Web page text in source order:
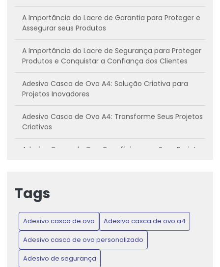
A Importância do Lacre de Garantia para Proteger e
Assegurar seus Produtos
A Importância do Lacre de Segurança para Proteger
Produtos e Conquistar a Confiança dos Clientes
Adesivo Casca de Ovo A4: Solução Criativa para
Projetos Inovadores
Adesivo Casca de Ovo A4: Transforme Seus Projetos
Criativos
Adesivo Casca de Ovo: Benefícios para Seus Projetos
como utilizar
Adesivo Casca de Ovo: Inovação para Projetos
Criativos e Práticos
Adesivo Casca de Ovo: Proteja Produtos e Ganhe
Confiança do Consumidor
Tags
Adesivo casca de ovo
Adesivo casca de ovo a4
Adesivo casca de ovo personalizado
Adesivo de segurança